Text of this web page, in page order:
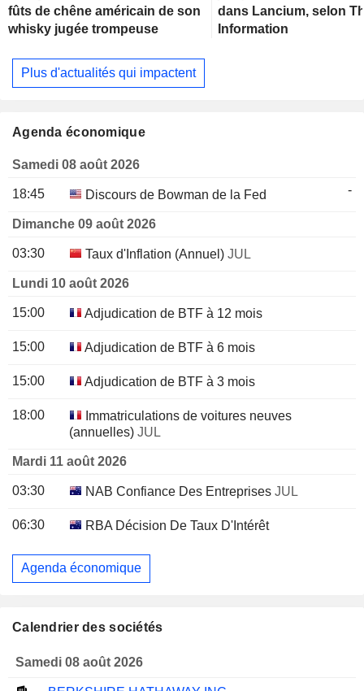
fûts de chêne américain de son
whisky jugée trompeuse
dans Lancium, selon
Information
Plus d'actualités qui impactent
Agenda économique
Samedi 08 août 2026
18:45 Discours de Bowman de la Fed -
Dimanche 09 août 2026
03:30 Taux d'Inflation (Annuel) JUL
Lundi 10 août 2026
15:00 Adjudication de BTF à 12 mois
15:00 Adjudication de BTF à 6 mois
15:00 Adjudication de BTF à 3 mois
18:00
Immatriculations de voitures neuves
(annuelles) JUL
Mardi 11 août 2026
03:30 NAB Confiance Des Entreprises JUL
06:30 RBA Décision De Taux D'Intérêt
Agenda économique
Calendrier des sociétés
Samedi 08 août 2026